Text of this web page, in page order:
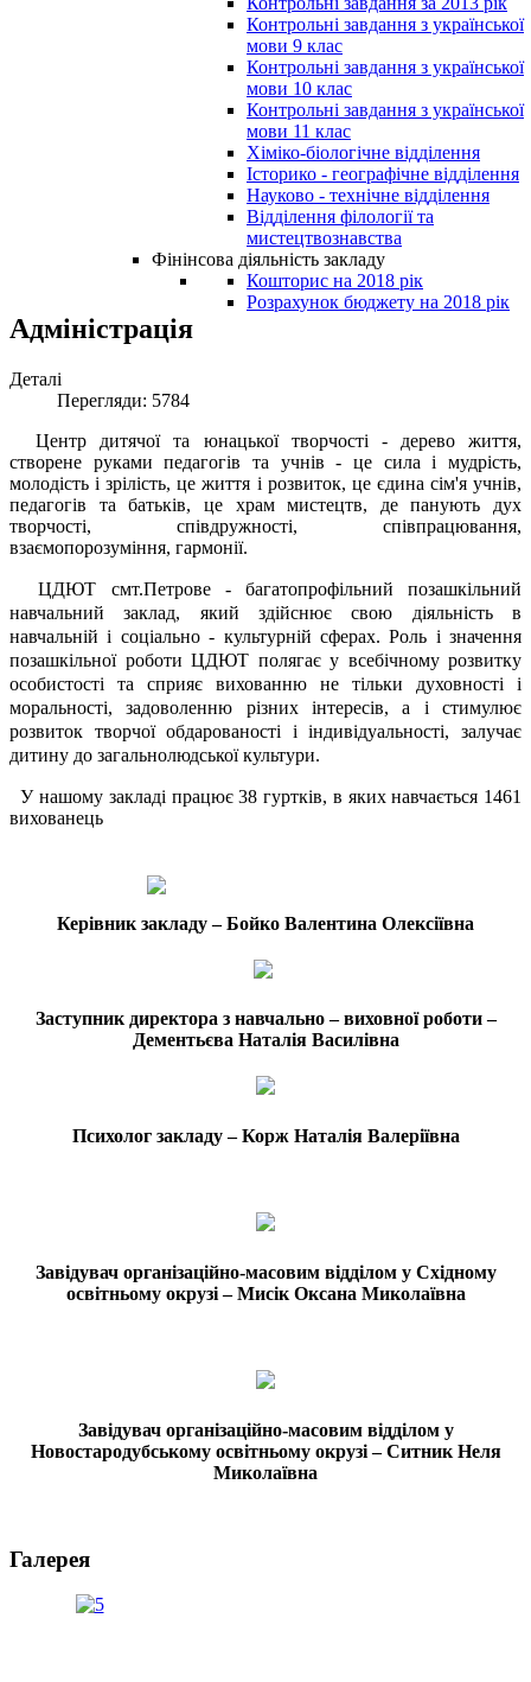
Контрольні завдання з української
мови 9 клас
Контрольні завдання з української
мови 10 клас
Контрольні завдання з української
мови 11 клас
Хіміко-біологічне відділення
Історико - географічне відділення
Науково - технічне відділення
Відділення філології та
мистецтвознавства
Фінінсова діяльність закладу
Кошторис на 2018 рік
Розрахунок бюджету на 2018 рік
Адміністрація
Деталі
Перегляди: 5784
Центр дитячої та юнацької творчості - дерево життя,
створене руками педагогів та учнів - це сила і мудрість,
молодість і зрілість, це життя і розвиток, це єдина сім'я учнів,
педагогів та батьків, це храм мистецтв, де панують дух
творчості, співдружності, співпрацювання,
взаємопорозуміння, гармонії.
ЦДЮТ смт.Петрове - багатопрофільний позашкільний
навчальний заклад, який здійснює свою діяльність в
навчальній і соціально - культурній сферах. Роль і значення
позашкільної роботи ЦДЮТ полягає у всебічному розвитку
особистості та сприяє вихованню не тільки духовності і
моральності, задоволенню різних інтересів, а і стимулює
розвиток творчої обдарованості і індивідуальності, залучає
дитину до загальнолюдської культури.
У нашому закладі працює 38 гуртків, в яких навчається 1461
вихованець
Керівник закладу – Бойко Валентина Олексіївна
Заступник директора з навчально – виховної роботи –
Дементьєва Наталія Василівна
Психолог закладу – Корж Наталія Валеріївна
Завідувач організаційно-масовим відділом у Східному
освітньому окрузі – Мисік Оксана Миколаївна
Завідувач організаційно-масовим відділом у
Новостародубському освітньому окрузі – Ситник Неля
Миколаївна
Галерея